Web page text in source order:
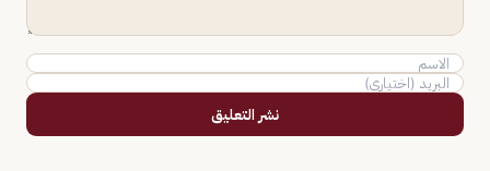
نشر التعليق